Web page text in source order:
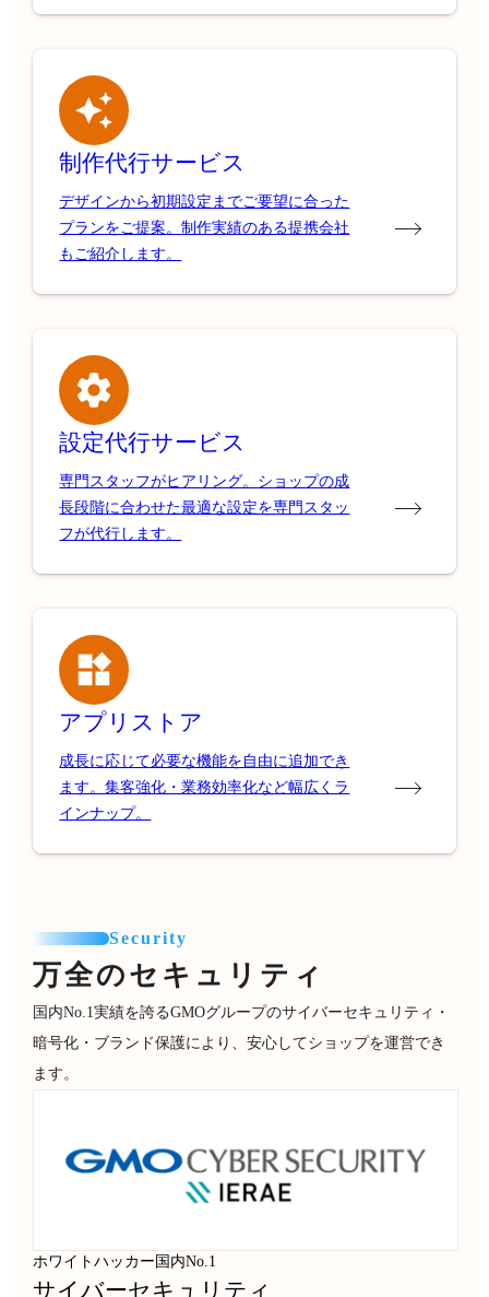
制作代行サービス
デザインから初期設定までご要望に合った
プランをご提案。制作実績のある提携会社
もご紹介します。
設定代行サービス
専門スタッフがヒアリング。ショップの成
長段階に合わせた最適な設定を専門スタッ
フが代行します。
アプリストア
成長に応じて必要な機能を自由に追加でき
ます。集客強化・業務効率化など幅広くラ
インナップ。
Security
万全のセキュリティ
国内No.1実績を誇るGMOグループのサイバーセキュリティ・
暗号化・ブランド保護により、安心してショップを運営でき
ます。
ホワイトハッカー国内No.1
サイバーセキュリティ